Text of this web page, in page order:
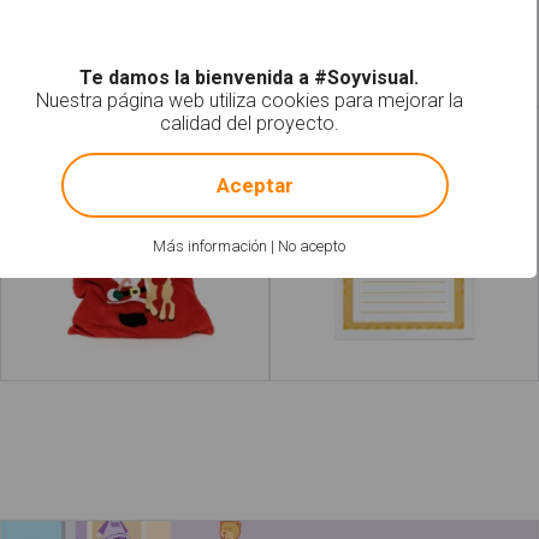
acerca de "Papá Noel"
Leer más Leer más
Te damos la bienvenida a #Soyvisual.
Nuestra página web utiliza cookies para mejorar la
calidad del proyecto.
Más información | No acepto
! Not valid!
Aceptar